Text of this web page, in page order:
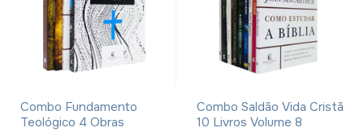
Combo Fundamento
Teológico 4 Obras
Combo Saldão Vida Cristã
10 Livros Volume 8